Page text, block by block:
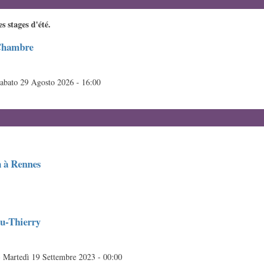
stages d'été.
29 Agosto 2026 - 16:00
Rennes
Thierry
Martedì 19 Settembre 2023 - 00:00